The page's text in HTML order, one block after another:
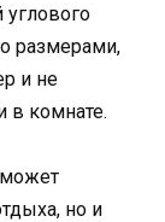
углового
размерами,
и не
в комнате.
но и